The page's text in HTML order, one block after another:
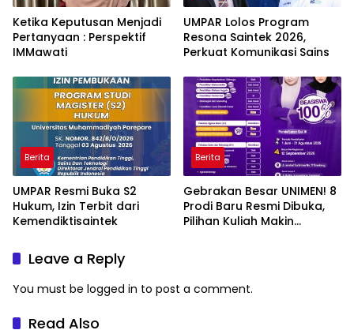
Ketika Keputusan Menjadi
Pertanyaan : Perspektif
IMMawati
UMPAR Lolos Program
Resona Saintek 2026,
Perkuat Komunikasi Sains
Berita
UMPAR Resmi Buka S2
Hukum, Izin Terbit dari
Kemendiktisaintek
Berita
Gebrakan Besar UNIMEN! 8
Prodi Baru Resmi Dibuka,
Pilihan Kuliah Makin
Leave a Reply
You must be logged in to post a comment.
Read Also